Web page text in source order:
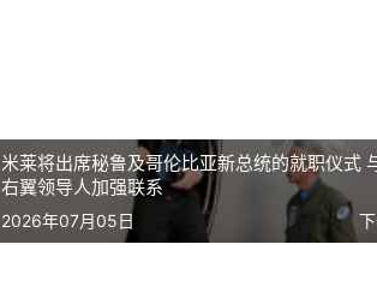
米莱将出席秘鲁及哥伦比亚新总统的就职仪式
右翼领导人加强联系
2026年07月05日